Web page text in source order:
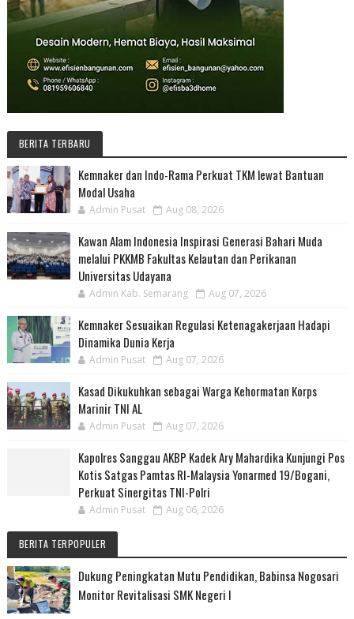
BERITA TERBARU
Kemnaker dan Indo-Rama Perkuat TKM lewat Bantuan
Modal Usaha
Admin Pusat Aug 08, 2026
Kawan Alam Indonesia Inspirasi Generasi Bahari Muda
melalui PKKMB Fakultas Kelautan dan Perikanan
Universitas Udayana
Admin Kab. Semarang Aug 07, 2026
Kemnaker Sesuaikan Regulasi Ketenagakerjaan Hadapi
Dinamika Dunia Kerja
Admin Pusat Aug 07, 2026
Kasad Dikukuhkan sebagai Warga Kehormatan Korps
Marinir TNI AL
Admin Pusat Aug 07, 2026
Kapolres Sanggau AKBP Kadek Ary Mahardika Kunjungi Pos
Kotis Satgas Pamtas RI-Malaysia Yonarmed 19/Bogani,
Perkuat Sinergitas TNI-Polri
Admin Pusat Aug 06, 2026
BERITA TERPOPULER
Dukung Peningkatan Mutu Pendidikan, Babinsa Nogosari
Monitor Revitalisasi SMK Negeri I